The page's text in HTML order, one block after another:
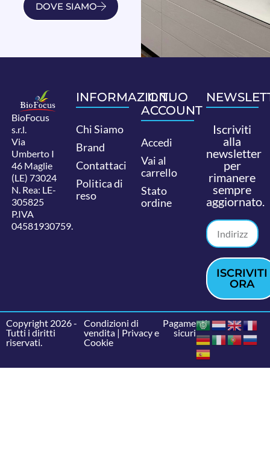
DOVE SIAMO
BioFocus
s.r.l.
Via
Umberto I
46 Maglie
(LE) 73024
N. Rea: LE-
305825
P.IVA
04581930759.
INFORMAZIONI
Chi Siamo
Brand
Contattaci
Politica di
reso
IL TUO
ACCOUNT
Accedi
Vai al
carrello
Stato
ordine
Iscriviti
alla
newsletter
per
rimanere
sempre
aggiornato.
ISCRIVITI
ORA
Copyright 2026 -
Tutti i diritti
riservati.
Condizioni di
vendita| Privacy e
Cookie
Pagamenti
sicuri